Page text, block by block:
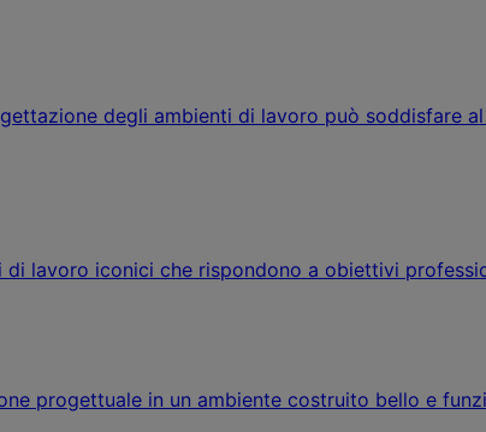
degli ambienti di lavoro può soddisfare
lavoro iconici che rispondono a obiettivi
progettuale in un ambiente costruito bello e